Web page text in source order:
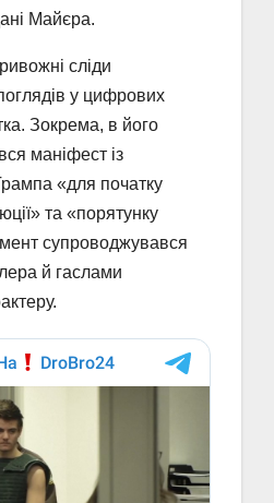
Майєра.
сліди
у цифрових
Зокрема, в його
маніфест із
«для початку
та «порятунку
супроводжувався
й гаслами